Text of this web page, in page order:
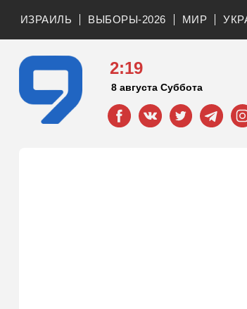
ИЗРАИЛЬ ВЫБОРЫ-2026 МИР
2:19
8 августа Суббота